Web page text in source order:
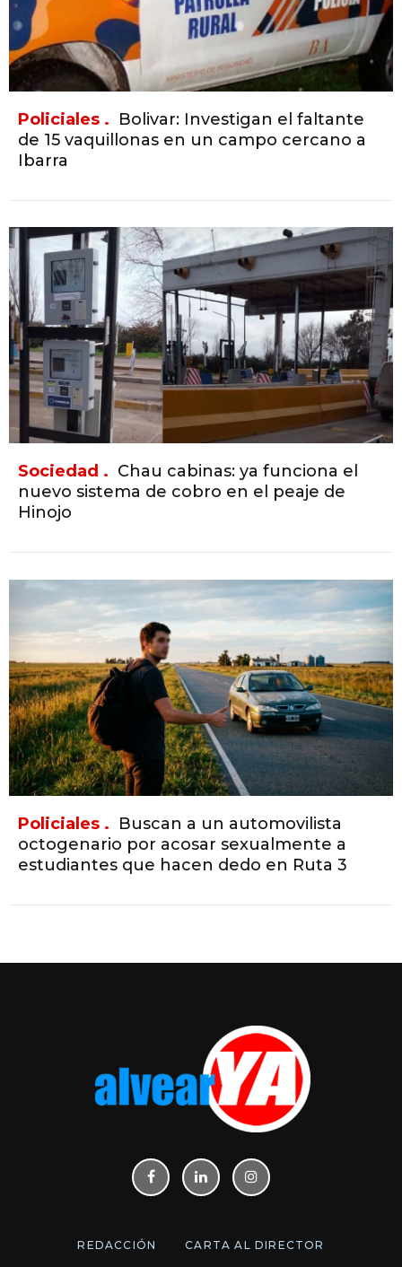
Policiales . Bolivar: Investigan el faltante
de 15 vaquillonas en un campo cercano a
Ibarra
Sociedad . Chau cabinas: ya funciona el
nuevo sistema de cobro en el peaje de
Hinojo
Policiales . Buscan a un automovilista
octogenario por acosar sexualmente a
estudiantes que hacen dedo en Ruta 3
REDACCIÓN CARTA AL DIRECTOR